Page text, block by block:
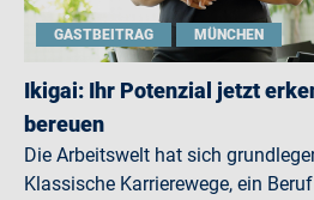
GASTBEITRAG MÜNCHEN
Ikigai: Ihr Potenzial jetzt
bereuen
Die Arbeitswelt hat sich
Klassische Karrierewege, ein